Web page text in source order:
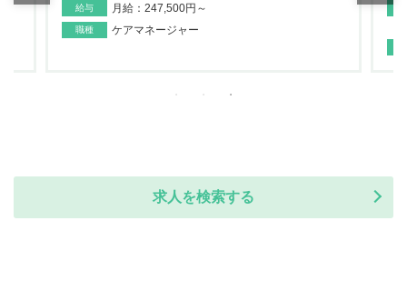
給与 月給：247,500円～
職種 ケアマネージャー
求人を検索する